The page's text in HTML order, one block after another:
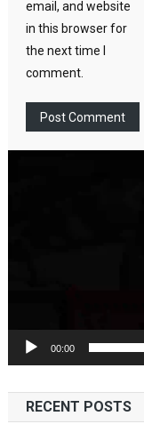
email, and website
in this browser for
the next time I
comment.
00:00
RECENT POSTS